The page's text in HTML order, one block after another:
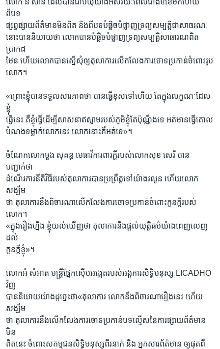
លោក នី សាន់ ដែលបានជាប់ឃុំឃាំងអស់រយៈពេលជាង៤ខែមកហើយ
ពីបទ
ផ្សព្វផ្សាយព័ត៌មានមិនពិត និងពីបទបំផ្លិចបំផ្លាញទ្រព្យសម្បត្តិជាសាធរណៈ
នោះបាននិយាយថា លោកបានបំផ្លិចបំផ្លាញទ្រព្យសម្បត្តិសាធារណពិត
ប្រាកដ
មែន ហើយលោកបានស្នើសុំឲ្យតុលាការលើកលែងការចោទប្រកាន់ចំពោះរូប
លោក។
«ព្រោះខ្ញុំបានទទួលសារភាពថា បានធ្វើខុសទៅហើយ តែក្នុងលក្ខណៈដែល
ខ្ញុំ
ធ្វើនេះ គឺខ្ញុំធ្វើដើម្បីសាសនាឥស្លាមរបស់ភូមិខ្ញុំតែប៉ុណ្ណឹងទេ អត់មានធ្វើគោល
បំណងទម្លាក់លោកនេះ លោកនោះគឺអត់ទេ»។
ចំណែកលោកមួង សុគន្ធ មេធាវីការពារក្តីរបស់លោកសុខ សេរី បាន
បញ្ជាក់ថា
ដំណើរការនីតិវិធីរបស់តុលាការបានប្រព្រឹត្តទៅយ៉ាងរលូន ហើយលោក
សង្ឃឹម
ថា តុលាការនឹងពិចារណាលើកលែងការចោទប្រកាន់ចំពោះកូនក្តីរបស់
លោក។
«ក្នុងរឿងហ្នឹង ខ្ញុំយល់ឃើញថា តុលាការនឹងផ្តល់យុត្តិធម៌យ៉ាងពេញលេញ
ដល់
កូនក្តីខ្ញុំ»។
លោកអំ សំអាត មន្រ្តីផ្នែកស៊ើបអង្កេតរបស់អង្គការសិទ្ធិមនុស្ស LICADHO
វិញ
បាននិយាយយ៉ាងដូច្នេះថា«តុលាការ លោកនឹងពិចារណារឿងនេះ ហើយ
សង្ឃឹម
ថា តុលាការនឹងលើកលែងការចោទប្រកាន់បទល្មើសនៃការផ្សាយព័ត៌មាន
មិន
ពិតនេះ ចំពោះសកម្មជនសិទ្ធិមនុស្សពីរនាក់ និង អ្នកសារព័ត៌មាន ឲ្យផុតពី